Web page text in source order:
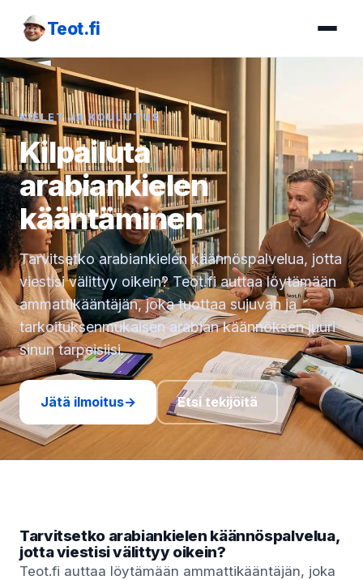
Teot.fi
KIELET JA KOULUTUS
Kilpailuta
arabiankielen
kääntäminen
Tarvitsetko arabiankielen käännöspalvelua, jotta
viestisi välittyy oikein? Teot.fi auttaa löytämään
ammattikääntäjän, joka tuottaa sujuvan ja
tarkoituksenmukaisen arabian käännöksen juuri
sinun tarpeisiisi.
Jätä ilmoitus→ Etsi tekijöitä
Tarvitsetko arabiankielen käännöspalvelua,
jotta viestisi välittyy oikein?
Teot.fi auttaa löytämään ammattikääntäjän, joka